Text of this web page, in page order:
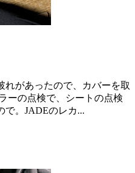
れがあったので、カバーを取
ーの点検で、シートの点検
で。JADEのレカ...